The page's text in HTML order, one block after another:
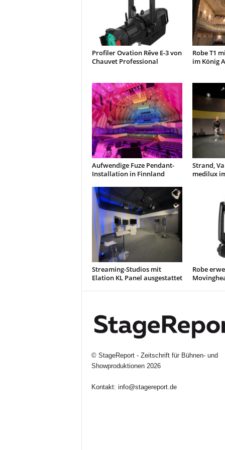
Profiler Ovation Rêve E-3 von
Chauvet Professional
Robe T1
im König
Aufwendige Fuze Pendant-
Installation in Finnland
Strand,
medilux
Streaming-Studios mit
Elation KL Panel ausgestattet
Robe
© StageReport - Zeitschrift für Bühnen- und
Showproduktionen2026
Kontakt: info@stagereport.de